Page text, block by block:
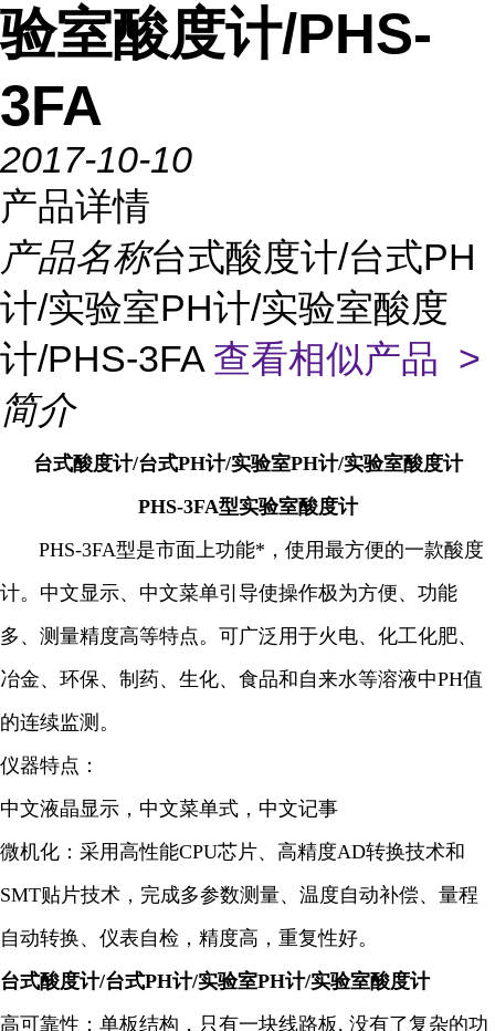
验室酸度计/PHS-
3FA
2017-10-10
产品详情
产品名称台式酸度计/台式PH
计/实验室PH计/实验室酸度
计/PHS-3FA 查看相似产品 >
简介
台式酸度计/台式PH计/实验室PH计/实验室酸度计
PHS-3FA型实验室酸度计
PHS-3FA型是市面上功能*，使用最方便的一款酸度
计。中文显示、中文菜单引导使操作极为方便、功能
多、测量精度高等特点。可广泛用于火电、化工化肥、
冶金、环保、制药、生化、食品和自来水等溶液中PH值
的连续监测。
仪器特点：
中文液晶显示，中文菜单式，中文记事
微机化：采用高性能CPU芯片、高精度AD转换技术和
SMT贴片技术，完成多参数测量、温度自动补偿、量程
自动转换、仪表自检，精度高，重复性好。
台式酸度计/台式PH计/实验室PH计/实验室酸度计
高可靠性：单板结构，只有一块线路板, 没有了复杂的功